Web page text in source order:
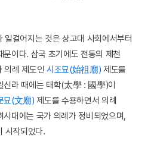
일컬어지는 것은 상고대 사회에서부터
이다. 삼국 초기에도 전통의 제천
의례 제도인시조묘(始祖廟) 제도를
신라 때에는 태학(太學 : 國學)이
묘(文廟) 제도를 수용하면서 의례
대에는 국가 의례가 정비되었으며,
시작되었다.